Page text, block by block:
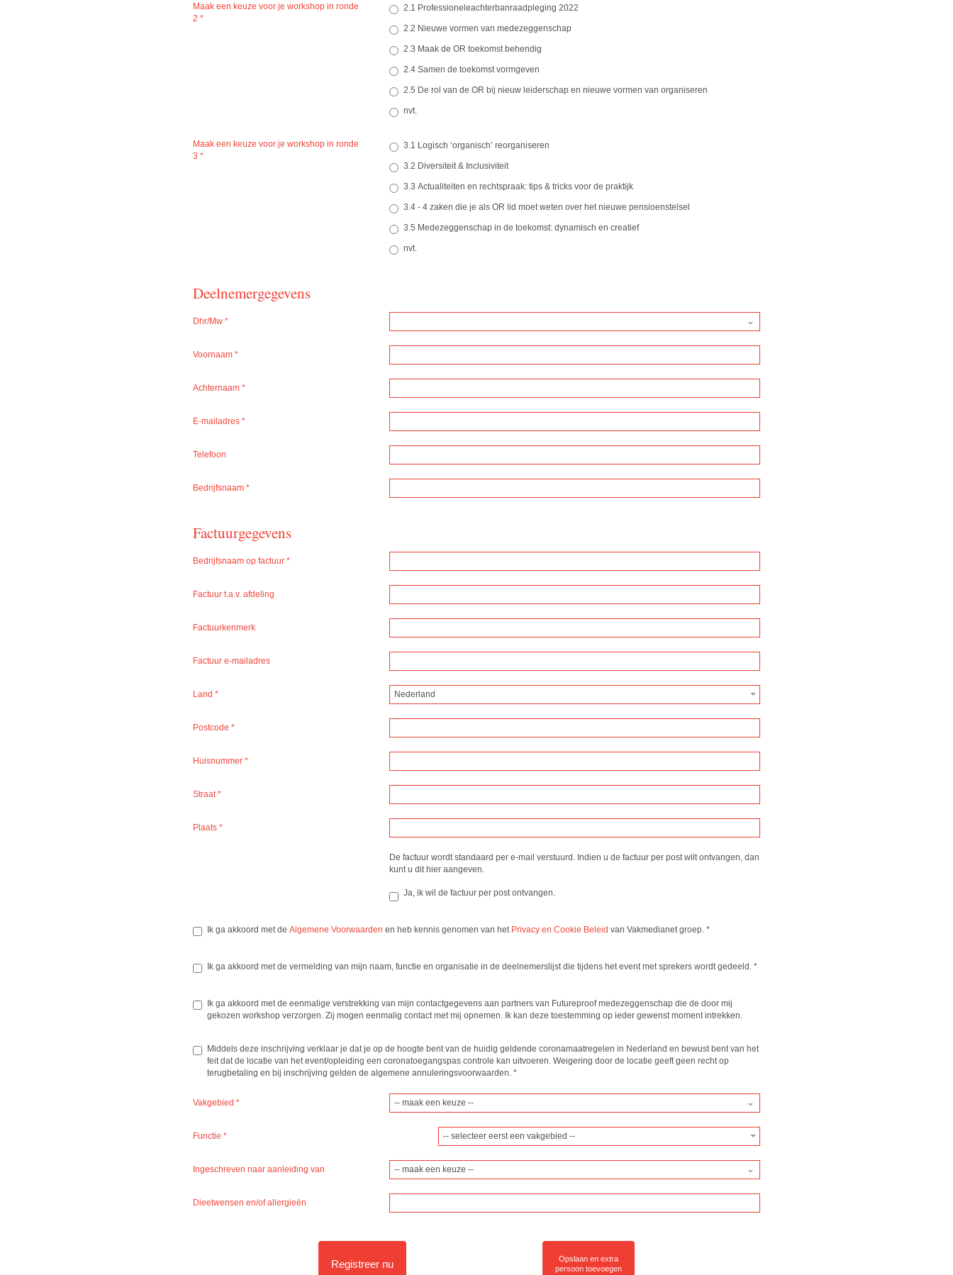
Maak een keuze voor je workshop in ronde
2 *
2.1 Professioneleachterbanraadpleging 2022
2.2 Nieuwe vormen van medezeggenschap
2.3 Maak de OR toekomst behendig
2.4 Samen de toekomst vormgeven
2.5 De rol van de OR bij nieuw leiderschap en nieuwe vormen van organiseren
nvt.
Maak een keuze voor je workshop in ronde
3 *
3.1 Logisch ‘organisch’ reorganiseren
3.2 Diversiteit & Inclusiviteit
3.3 Actualiteiten en rechtspraak: tips & tricks voor de praktijk
3.4 - 4 zaken die je als OR lid moet weten over het nieuwe pensioenstelsel
3.5 Medezeggenschap in de toekomst: dynamisch en creatief
nvt.
Deelnemergegevens
Dhr/Mw *
Voornaam *
Achternaam *
E-mailadres *
Telefoon
Bedrijfsnaam *
Factuurgegevens
Bedrijfsnaam op factuur *
Factuur t.a.v. afdeling
Factuurkenmerk
Factuur e-mailadres
Land * Nederland
Postcode *
Huisnummer *
Straat *
Plaats *
De factuur wordt standaard per e-mail verstuurd. Indien u de factuur per post wilt ontvangen, dan
kunt u dit hier aangeven.
Ja, ik wil de factuur per post ontvangen.
Ik ga akkoord met de Algemene Voorwaarden en heb kennis genomen van het Privacy en Cookie Beleid van Vakmedianet groep. *
Ik ga akkoord met de vermelding van mijn naam, functie en organisatie in de deelnemerslijst die tijdens het event met sprekers wordt gedeeld. *
Ik ga akkoord met de eenmalige verstrekking van mijn contactgegevens aan partners van Futureproof medezeggenschap die de door mij
gekozen workshop verzorgen. Zij mogen eenmalig contact met mij opnemen. Ik kan deze toestemming op ieder gewenst moment intrekken.
Middels deze inschrijving verklaar je dat je op de hoogte bent van de huidig geldende coronamaatregelen in Nederland en bewust bent van het
feit dat de locatie van het event/opleiding een coronatoegangspas controle kan uitvoeren. Weigering door de locatie geeft geen recht op
terugbetaling en bij inschrijving gelden de algemene annuleringsvoorwaarden. *
Vakgebied *
Functie * -- selecteer eerst een vakgebied --
Ingeschreven naar aanleiding van
Dieetwensen en/of allergieën
Registreer nu
Opslaan en extra
persoon toevoegen